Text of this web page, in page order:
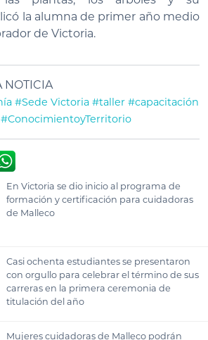
la alumna de primer año medio
de Victoria.
NOTICIA
#Sede Victoria #taller #capacitación
#ConocimientoyTerritorio
En Victoria se dio inicio al programa de
formación y certificación para cuidadoras
de Malleco
Casi ochenta estudiantes se presentaron
con orgullo para celebrar el término de sus
carreras en la primera ceremonia de
titulación del año
Mujeres cuidadoras de Malleco podrán